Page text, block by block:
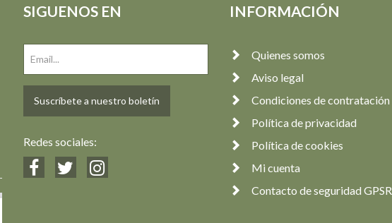
SIGUENOS EN
Suscríbete a nuestro boletín
Redes sociales:
INFORMACIÓN
Quienes somos
Aviso legal
Condiciones de contratación
Política de privacidad
Política de cookies
Mi cuenta
Contacto de seguridad GPSR